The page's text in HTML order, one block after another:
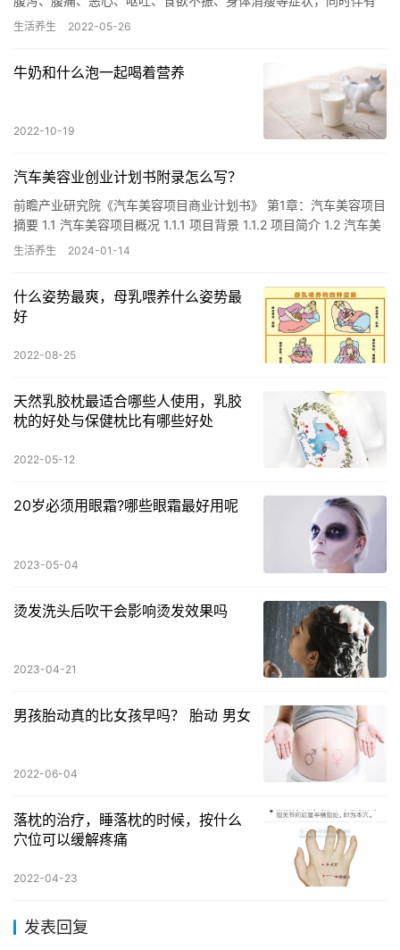
发热、头晕、乏力、身体虚弱等。病情严重者还会出现休克和肾衰
生活养生 2022-05-26
牛奶和什么泡一起喝着营养
2022-10-19
汽车美容业创业计划书附录怎么写？
前瞻产业研究院《汽车美容项目商业计划书》 第1章：汽车美容项目
摘要 1.1 汽车美容项目概况 1.1.1 项目背景 1.1.2 项目简介 1.2 汽车美
容项目优势前瞻 1.3 汽车…
生活养生 2024-01-14
什么姿势最爽，母乳喂养什么姿势最
好
2022-08-25
天然乳胶枕最适合哪些人使用，乳胶
枕的好处与保健枕比有哪些好处
2022-05-12
20岁必须用眼霜?哪些眼霜最好用呢
2023-05-04
烫发洗头后吹干会影响烫发效果吗
2023-04-21
男孩胎动真的比女孩早吗？ 胎动 男女
2022-06-04
落枕的治疗，睡落枕的时候，按什么
穴位可以缓解疼痛
2022-04-23
发表回复